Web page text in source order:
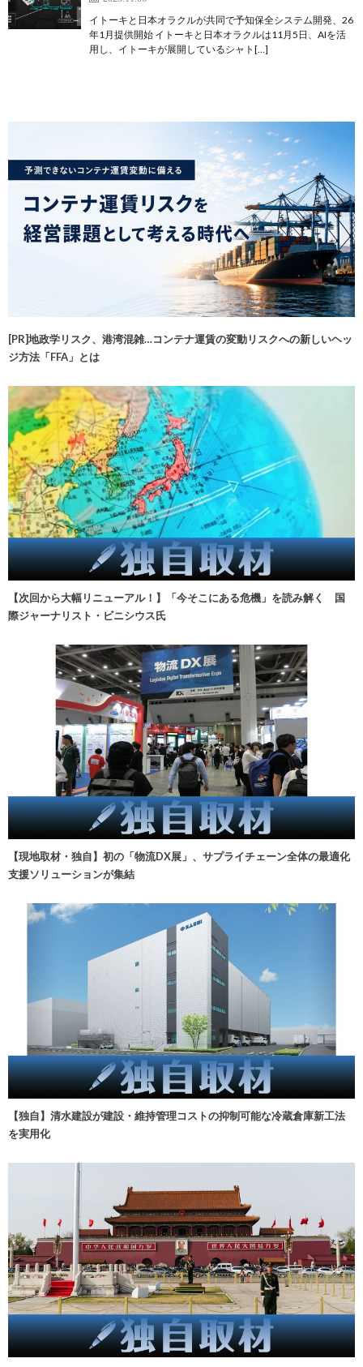
イトーキと日本オラクルが共同で予知保全システム開発、26
年1月提供開始 イトーキと日本オラクルは11月5日、AIを活
用し、イトーキが展開しているシャト[…]
[PR]地政学リスク、港湾混雑…コンテナ運賃の変動リスクへの新しいヘッ
ジ方法「FFA」とは
【次回から大幅リニューアル！】「今そこにある危機」を読み解く 国
際ジャーナリスト・ビニシウス氏
【現地取材・独自】初の「物流DX展」、サプライチェーン全体の最適化
支援ソリューションが集結
【独自】清水建設が建設・維持管理コストの抑制可能な冷蔵倉庫新工法
を実用化